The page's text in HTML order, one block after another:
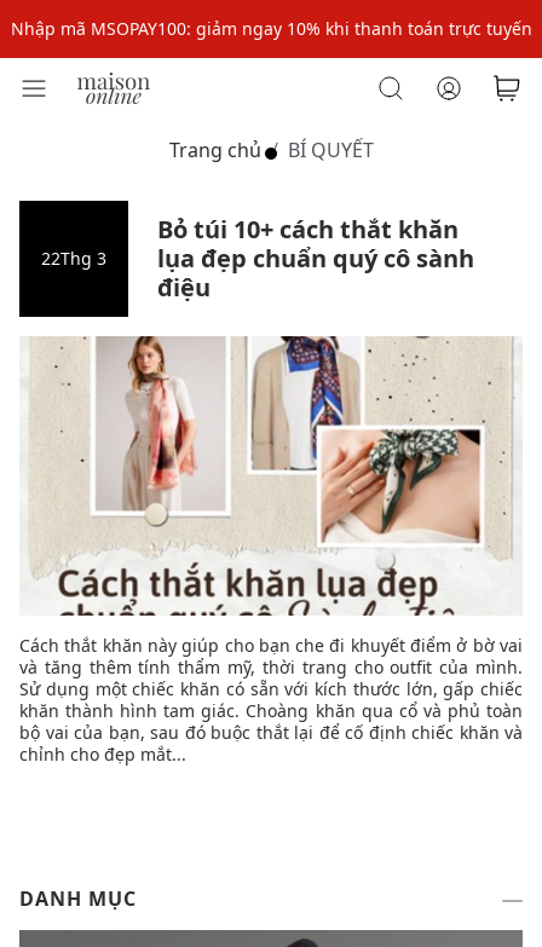
Nhập mã MSOPAY100: giảm ngay 10% khi thanh toán trực tuyến
Nhập mã: MSOXINCHAO - Giảm 10% đơn đầu cho thành viên mới!
Nhập mã: MSOXINCHAO - Giảm 10% đơn đầu cho thành viên mới!
Trang chủ BÍ QUYẾT
22Thg 3
Bỏ túi 10+ cách thắt khăn
lụa đẹp chuẩn quý cô sành
điệu
Cách thắt khăn này giúp cho bạn che đi khuyết điểm ở bờ vai
và tăng thêm tính thẩm mỹ, thời trang cho outfit của mình.
Sử dụng một chiếc khăn có sẵn với kích thước lớn, gấp chiếc
khăn thành hình tam giác. Choàng khăn qua cổ và phủ toàn
bộ vai của bạn, sau đó buộc thắt lại để cố định chiếc khăn và
chỉnh cho đẹp mắt...
DANH MỤC